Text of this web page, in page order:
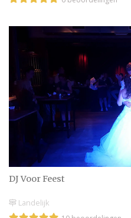
DJ Voor Feest
Landelijk